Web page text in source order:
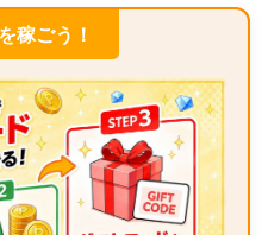
稼ごう！